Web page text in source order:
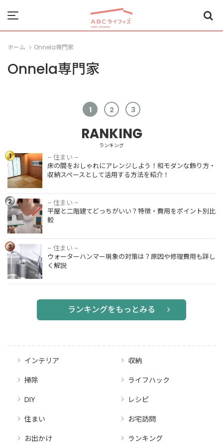
Menu
ホーム Onnela専門家
Onnela専門家
1 2 3
RANKING
ランキング
1
床の間をお
しゃれにア
レンジしよ
う！和モダ
ンな飾り
方・収納ス
ペースとし
て活用する
方法を紹
介！
– 住まい –
床の間をおしゃれにアレンジしよう！和モダンな飾り方・
収納スペースとして活用する方法を紹介！
2
平屋と二階
建てどっち
がいい？特
徴・費用を
ポイント別
比較
– 住まい –
平屋と二階建てどっちがいい？特徴・費用をポイント別比
較
3
ウォーター
ハンマー現
象の対策
は？原因や
詳しく解説
– 住まい –
ウォーターハンマー現象の対策は？原因や修理費用も詳し
く解説
ランキングをもっとみる
インテリア
収納
掃除
ライフハック
DIY
レシピ
住まい
お宅訪問
お出かけ
ランキング